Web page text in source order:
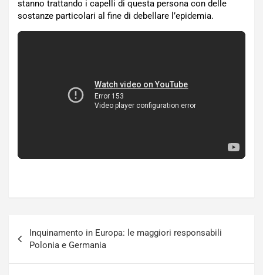
stanno trattando i capelli di questa persona con delle
sostanze particolari al fine di debellare l’epidemia.
articoli
Inquinamento in Europa: le maggiori responsabili
Polonia e Germania